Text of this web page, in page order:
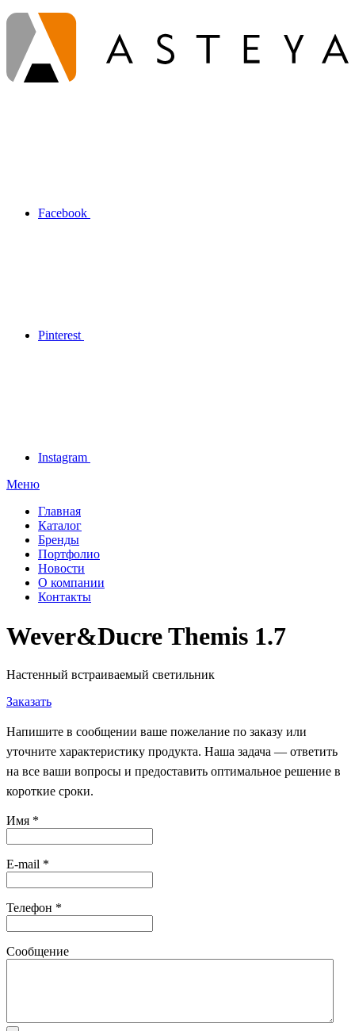
Facebook
Pinterest
Instagram
Меню
Главная
Каталог
Бренды
Портфолио
Новости
О компании
Контакты
Wever&Ducre Themis 1.7
Настенный встраиваемый светильник
Заказать
Напишите в сообщении ваше пожелание по заказу или
уточните характеристику продукта. Наша задача — ответить
на все ваши вопросы и предоставить оптимальное решение в
короткие сроки.
Имя *
E-mail *
Телефон *
Сообщение